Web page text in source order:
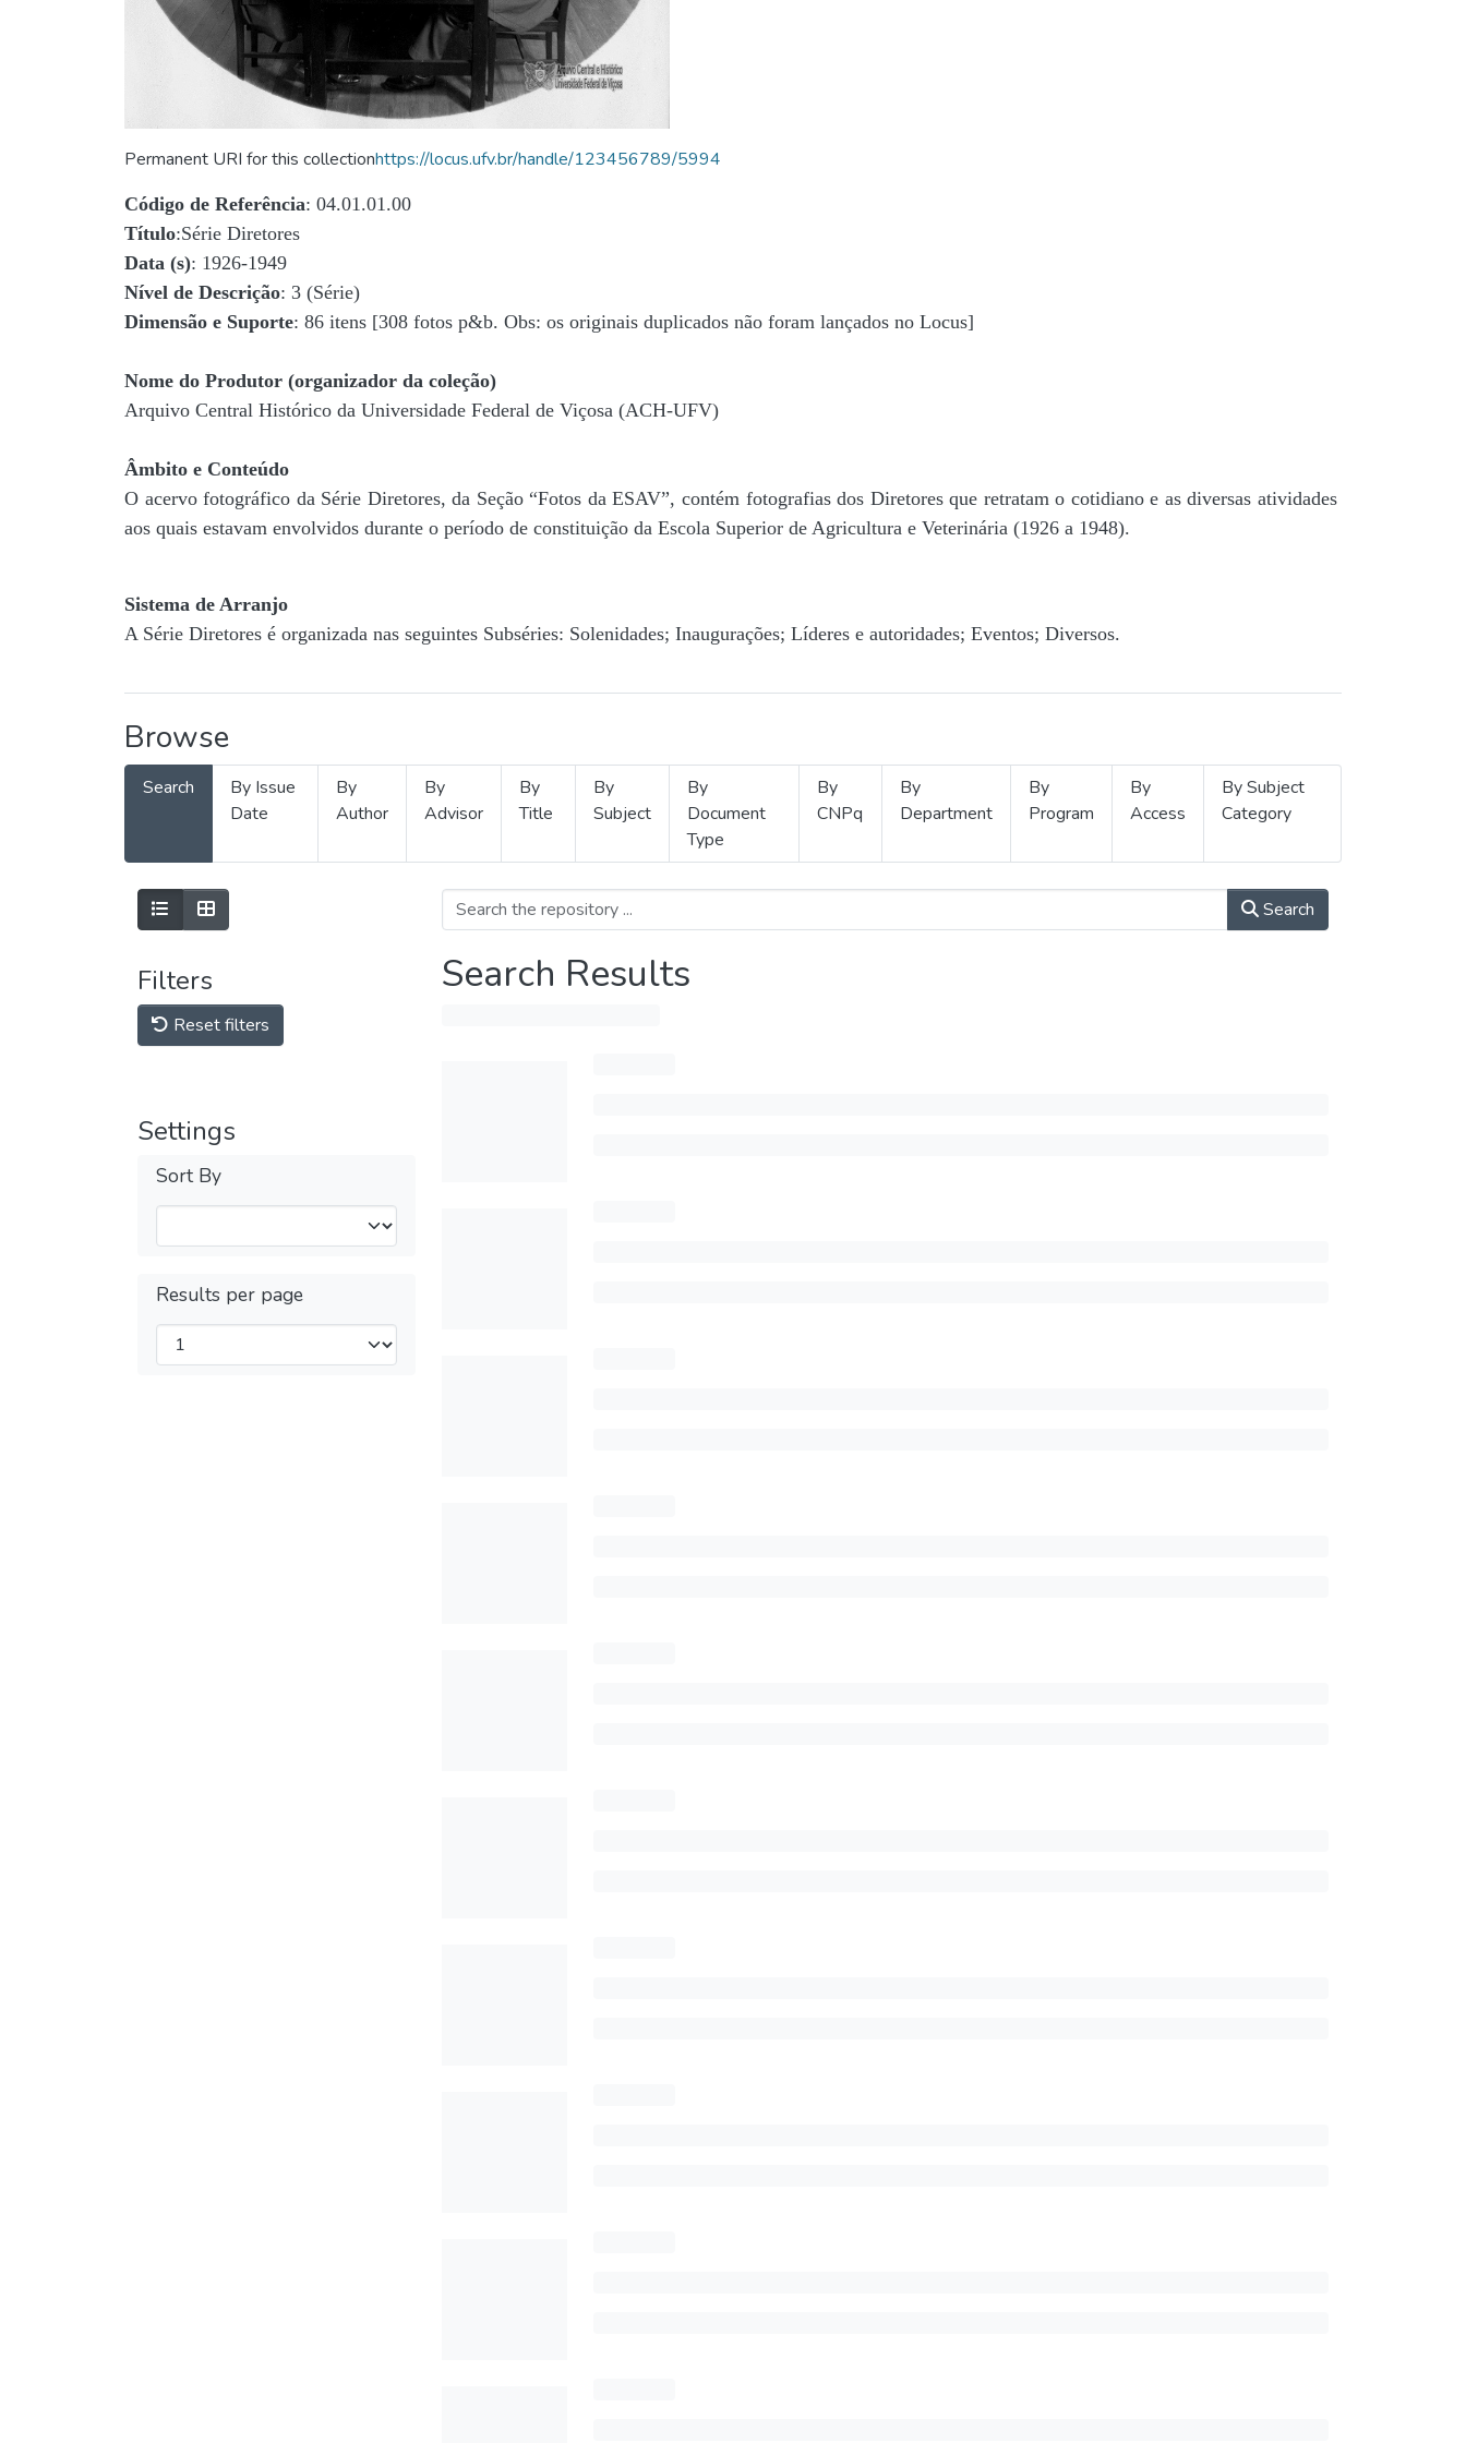
Permanent URI for this collectionhttps://locus.ufv.br/handle/123456789/5994
Código de Referência: 04.01.01.00
Título:Série Diretores
Data (s): 1926-1949
Nível de Descrição: 3 (Série)
Dimensão e Suporte: 86 itens [308 fotos p&b. Obs: os originais duplicados não foram lançados no Locus]
Nome do Produtor (organizador da coleção)
Arquivo Central Histórico da Universidade Federal de Viçosa (ACH-UFV)
Âmbito e Conteúdo
O acervo fotográfico da Série Diretores, da Seção “Fotos da ESAV”, contém fotografias dos Diretores que retratam o cotidiano e as diversas atividades
aos quais estavam envolvidos durante o período de constituição da Escola Superior de Agricultura e Veterinária (1926 a 1948).
Sistema de Arranjo
A Série Diretores é organizada nas seguintes Subséries: Solenidades; Inaugurações; Líderes e autoridades; Eventos; Diversos.
Browse
Search
By Issue
Date
By
Author
By
Advisor
By
Title
By
Subject
By
Document
Type
By
CNPq
By
Department
By
Program
By
Access
By Subject
Category
Filters
Reset filters
Settings
Sort By
Results per page
Search
Search Results